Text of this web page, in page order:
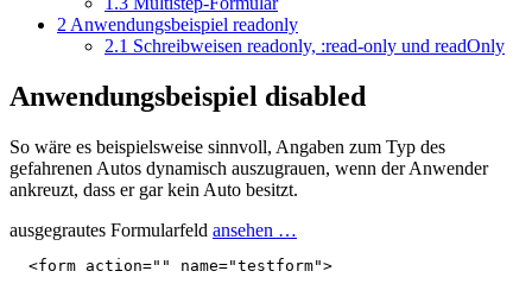
2 Anwendungsbeispiel readonly
2.1 Schreibweisen readonly, :read-only und readOnly
Anwendungsbeispiel disabled
So wäre es beispielsweise sinnvoll, Angaben zum Typ des
gefahrenen Autos dynamisch auszugrauen, wenn der Anwender
ankreuzt, dass er gar kein Auto besitzt.
ausgegrautes Formularfeld ansehen …
<form action="" name="testform">